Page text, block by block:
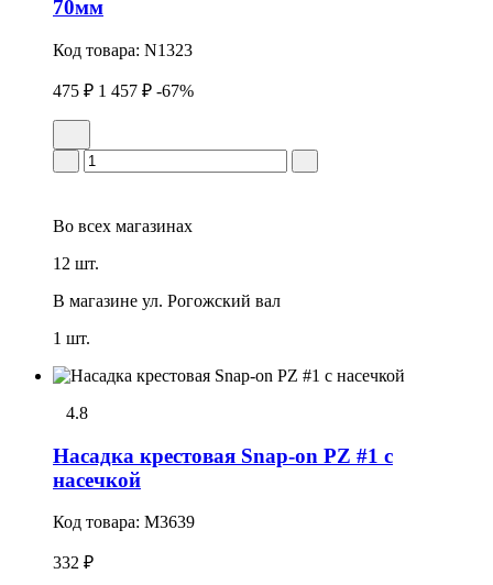
70мм
Код товара: N1323
475 ₽ 1 457 ₽ -67%
Во всех магазинах
12 шт.
В магазине ул. Рогожский вал
1 шт.
4.8
Насадка крестовая Snap-on PZ #1 с
насечкой
Код товара: M3639
332 ₽